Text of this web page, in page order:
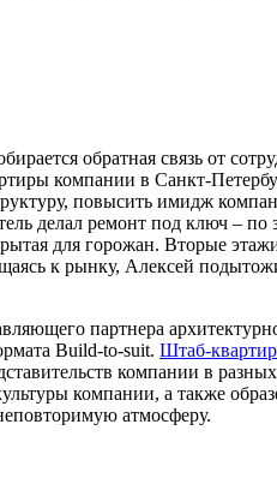
обратная связь от
компании в Санкт-
повысить имидж
делал ремонт под ключ –
для горожан. Вторые
к рынку, Алексей
партнера
Build-to-suit. Штаб-
компании в
компании, а также
атмосферу.